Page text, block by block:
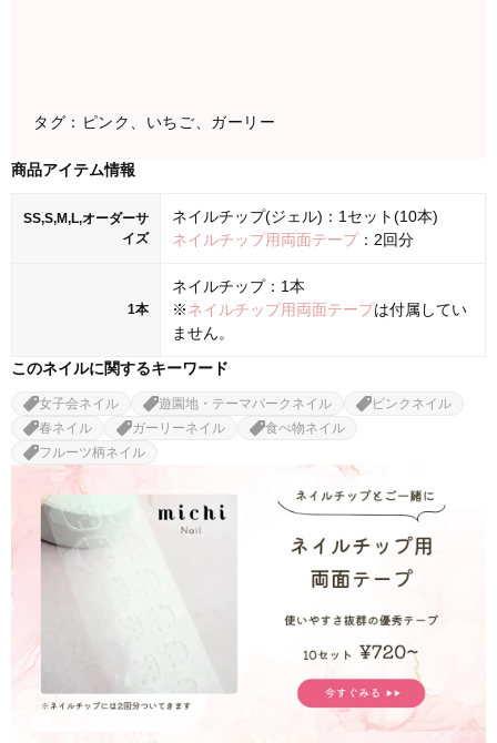
タグ：ピンク、いちご、ガーリー
商品アイテム情報
SS,S,M,L,オーダーサ
イズ
ネイルチップ(ジェル)：1セット(10本)
ネイルチップ用両面テープ：2回分
1本
ネイルチップ：1本
※ネイルチップ用両面テープは付属してい
ません。
このネイルに関するキーワード
女子会ネイル 遊園地・テーマパークネイル
ピンクネイル
春ネイル
ガーリーネイル
食べ物ネイル
フルーツ柄ネイル